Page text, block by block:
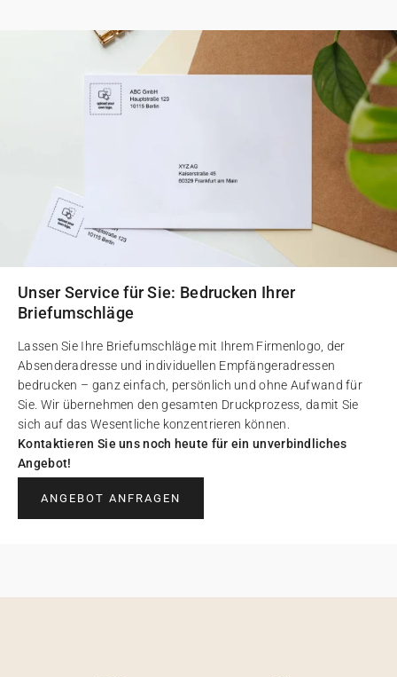
Unser Service für Sie: Bedrucken Ihrer
Briefumschläge
Lassen Sie Ihre Briefumschläge mit Ihrem Firmenlogo, der
Absenderadresse und individuellen Empfängeradressen
bedrucken – ganz einfach, persönlich und ohne Aufwand für
Sie. Wir übernehmen den gesamten Druckprozess, damit Sie
sich auf das Wesentliche konzentrieren können.
Kontaktieren Sie uns noch heute für ein unverbindliches
Angebot!
ANGEBOT ANFRAGEN